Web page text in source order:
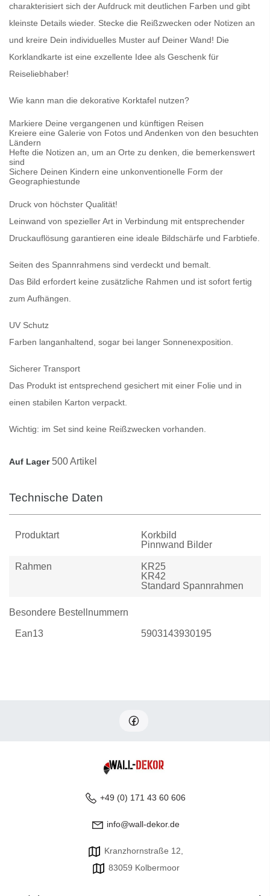
charakterisiert sich der Aufdruck mit deutlichen Farben und gibt
kleinste Details wieder. Stecke die Reißzwecken oder Notizen an
und kreire Dein individuelles Muster auf Deiner Wand! Die
Korklandkarte ist eine exzellente Idee als Geschenk für
Reiseliebhaber!
Wie kann man die dekorative Korktafel nutzen?
Markiere Deine vergangenen und künftigen Reisen
Kreiere eine Galerie von Fotos und Andenken von den besuchten
Ländern
Hefte die Notizen an, um an Orte zu denken, die bemerkenswert
sind
Sichere Deinen Kindern eine unkonventionelle Form der
Geographiestunde
Druck von höchster Qualität!
Leinwand von spezieller Art in Verbindung mit entsprechender
Druckauflösung garantieren eine ideale Bildschärfe und Farbtiefe.
Seiten des Spannrahmens sind verdeckt und bemalt.
Das Bild erfordert keine zusätzliche Rahmen und ist sofort fertig
zum Aufhängen.
UV Schutz
Farben langanhaltend, sogar bei langer Sonnenexposition.
Sicherer Transport
Das Produkt ist entsprechend gesichert mit einer Folie und in
einen stabilen Karton verpackt.
Wichtig: im Set sind keine Reißzwecken vorhanden.
Auf Lager 500 Artikel
Technische Daten
Produktart
Korkbild
Pinnwand Bilder
Rahmen
KR25
KR42
Standard Spannrahmen
Besondere Bestellnummern
Ean13 5903143930195
+49 (0) 171 43 60 606
info@wall-dekor.de
Kranzhornstraße 12,
83059 Kolbermoor